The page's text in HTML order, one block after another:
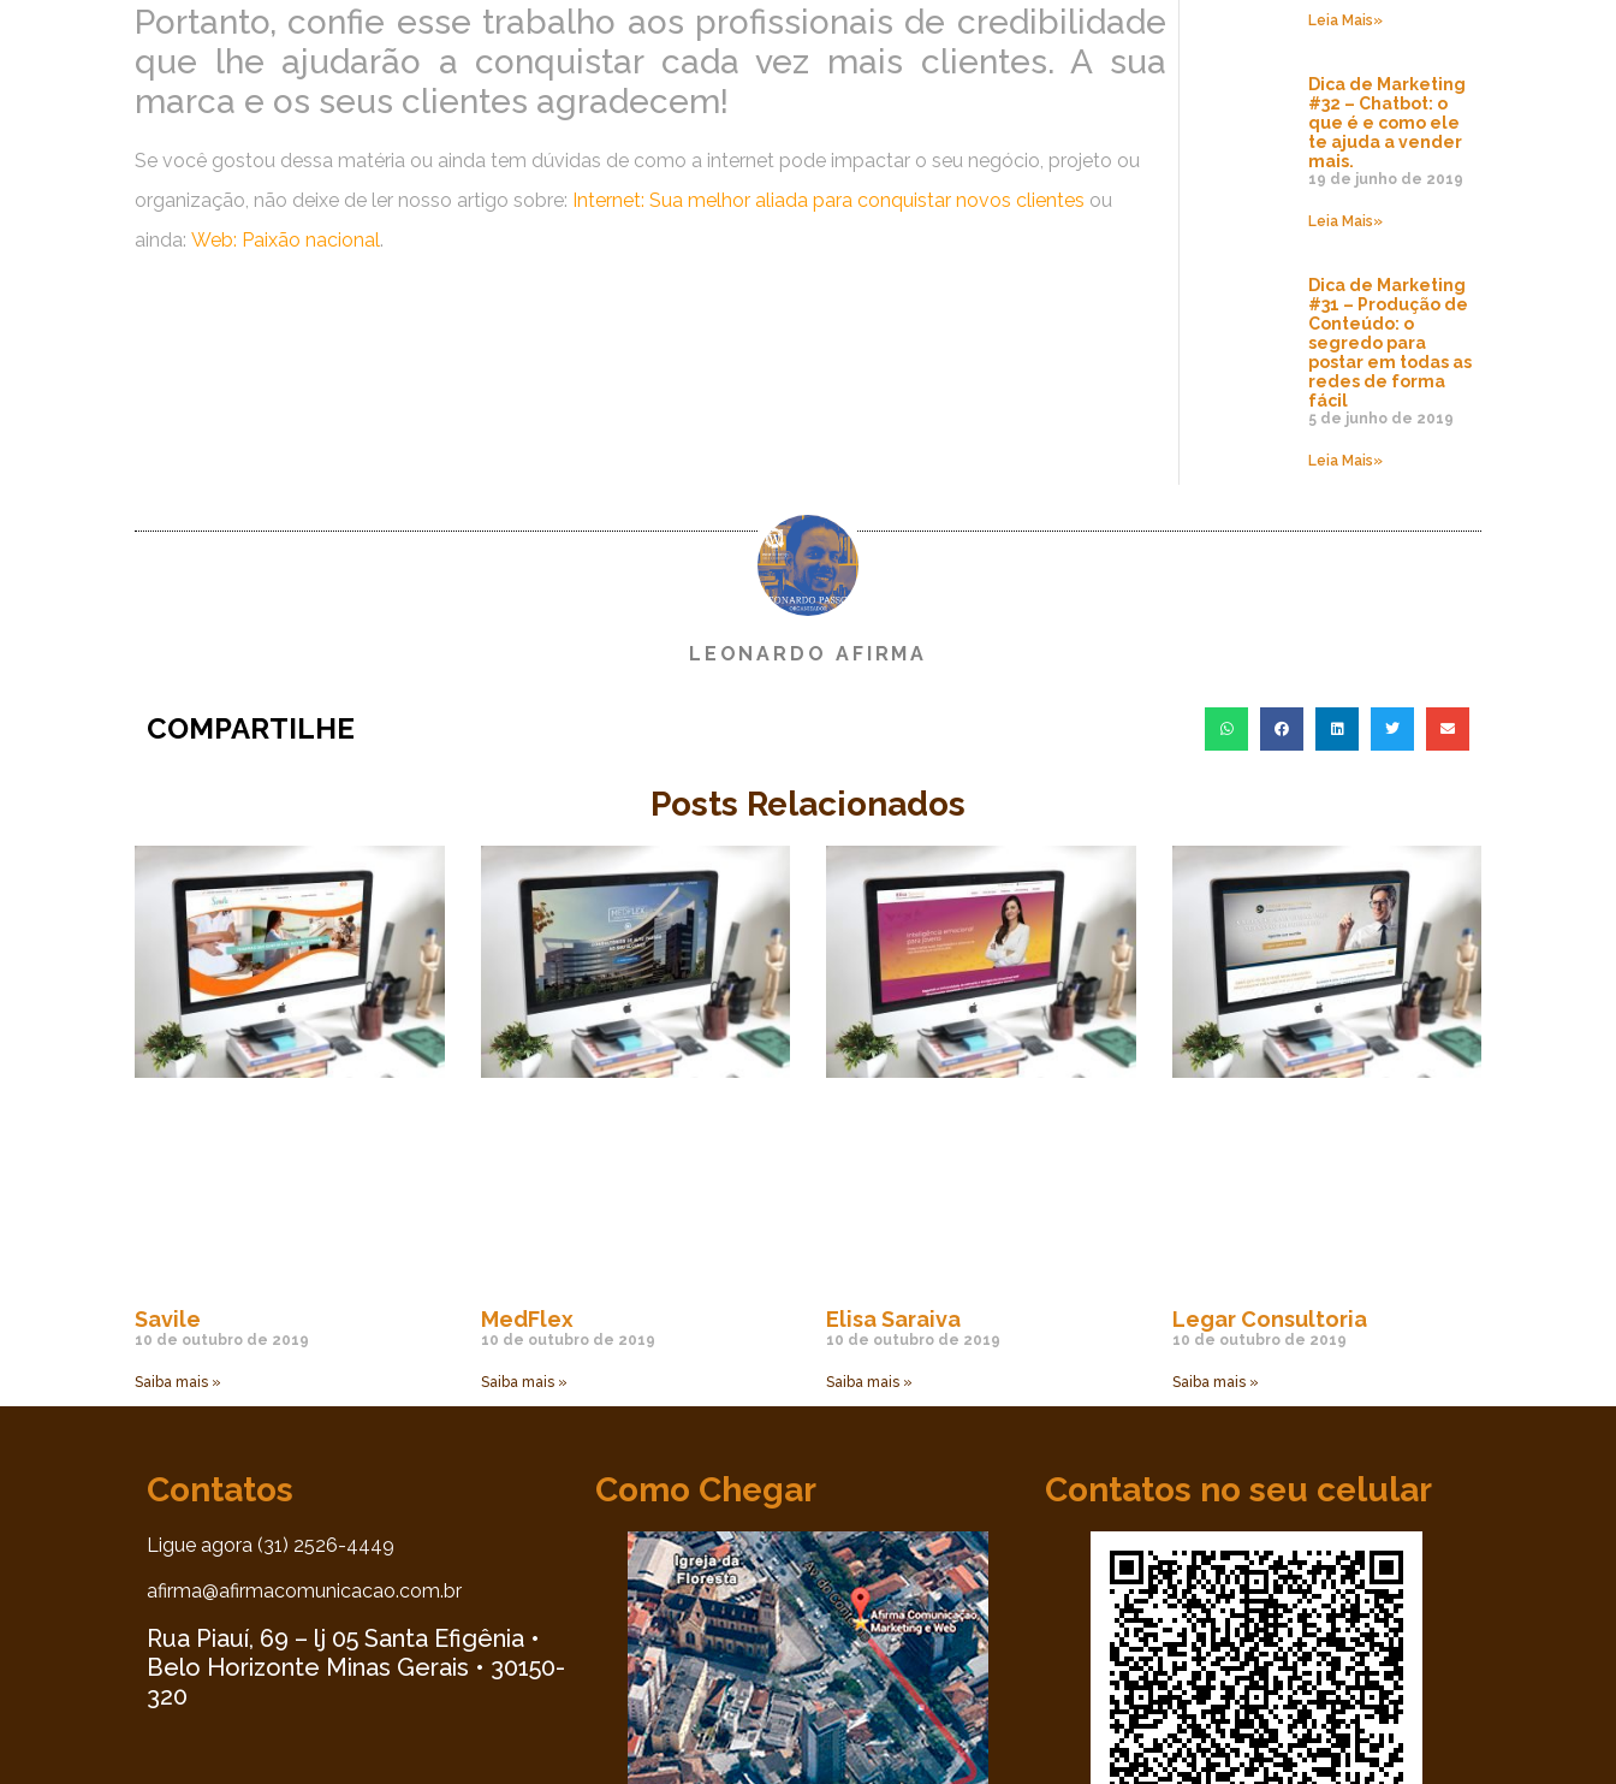
Portanto, confie esse trabalho aos profissionais de credibilidade
que lhe ajudarão a conquistar cada vez mais clientes. A sua
marca e os seus clientes agradecem!
Se você gostou dessa matéria ou ainda tem dúvidas de como a internet pode impactar o seu negócio, projeto ou
organização, não deixe de ler nosso artigo sobre: Internet: Sua melhor aliada para conquistar novos clientes ou
ainda: Web: Paixão nacional.
Leia Mais»
Dica de Marketing
#32 – Chatbot: o
que é e como ele
te ajuda a vender
mais.
19 de junho de 2019
Leia Mais»
Dica de Marketing
#31 – Produção de
Conteúdo: o
segredo para
postar em todas as
redes de forma
fácil
5 de junho de 2019
Leia Mais»
LEONARDO AFIRMA
COMPARTILHE
Posts Relacionados
Savile
10 de outubro de 2019
Saiba mais »
MedFlex
10 de outubro de 2019
Saiba mais »
Elisa Saraiva
10 de outubro de 2019
Saiba mais »
Legar Consultoria
10 de outubro de 2019
Saiba mais »
Contatos
Ligue agora (31) 2526-4449
afirma@afirmacomunicacao.com.br
Rua Piauí, 69 – lj 05 Santa Efigênia •
Belo Horizonte Minas Gerais • 30150-
320
Como Chegar Contatos no seu celular